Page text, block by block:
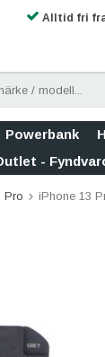
Alltid fri
Powerbank
-
Pro iPhone 13